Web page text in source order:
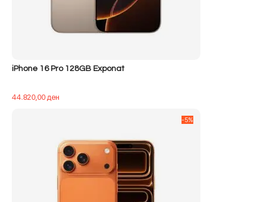
iPhone 16 Pro 128GB Exponat
44.820,00ден
-5%